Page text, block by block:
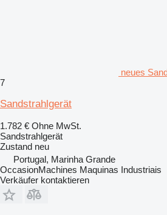
neues
7
Sandstrahlgerät
1.782 € Ohne MwSt.
Sandstrahlgerät
Zustand neu
Portugal, Marinha Grande
OccasionMachines Maquinas Industriais
Verkäufer kontaktieren